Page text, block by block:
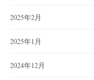
2025年2月
2025年1月
2024年12月